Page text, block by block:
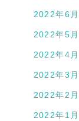
2022年6月
2022年5月
2022年4月
2022年3月
2022年2月
2022年1月